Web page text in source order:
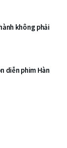
không phải
diễn phim Hàn